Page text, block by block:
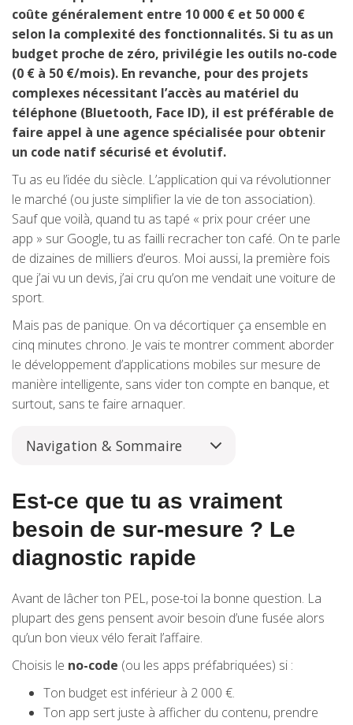
coûte généralement entre 10 000 € et 50 000 €
selon la complexité des fonctionnalités. Si tu as un
budget proche de zéro, privilégie les outils no-code
(0 € à 50 €/mois). En revanche, pour des projets
complexes nécessitant l’accès au matériel du
téléphone (Bluetooth, Face ID), il est préférable de
faire appel à une agence spécialisée pour obtenir
un code natif sécurisé et évolutif.
Tu as eu l’idée du siècle. L’application qui va révolutionner
le marché (ou juste simplifier la vie de ton association).
Sauf que voilà, quand tu as tapé « prix pour créer une
app » sur Google, tu as failli recracher ton café. On te parle
de dizaines de milliers d’euros. Moi aussi, la première fois
que j’ai vu un devis, j’ai cru qu’on me vendait une voiture de
sport.
Mais pas de panique. On va décortiquer ça ensemble en
cinq minutes chrono. Je vais te montrer comment aborder
le développement d’applications mobiles sur mesure de
manière intelligente, sans vider ton compte en banque, et
surtout, sans te faire arnaquer.
Navigation & Sommaire
Est-ce que tu as vraiment
besoin de sur-mesure ? Le
diagnostic rapide
Avant de lâcher ton PEL, pose-toi la bonne question. La
plupart des gens pensent avoir besoin d’une fusée alors
qu’un bon vieux vélo ferait l’affaire.
Choisis le no-code (ou les apps préfabriquées) si :
Ton budget est inférieur à 2 000 €.
Ton app sert juste à afficher du contenu, prendre